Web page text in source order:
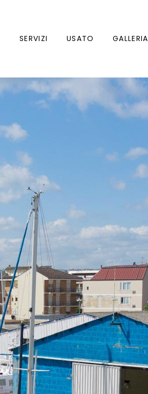
SERVIZI USATO GALLERIA